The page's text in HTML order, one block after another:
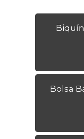
Bolsa